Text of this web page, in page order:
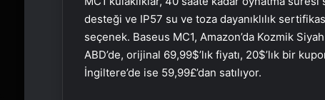
desteği ve IP57 su ve toza dayanıklılık
seçenek. Baseus MC1, Amazon’da Kozmik
ABD’de, orijinal 69,99$’lık fiyatı, 20$’lık bir
İngiltere’de ise 59,99£’dan satılıyor.